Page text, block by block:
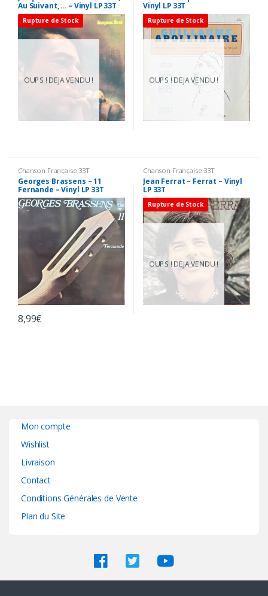
Au Suivant, … – Vinyl LP 33T
Rupture de Stock
OUPS ! DEJA VENDU !
Vinyl LP 33T
Rupture de Stock
OUPS ! DEJA VENDU !
Chanson Française 33T
Georges Brassens – 11
Fernande – Vinyl LP 33T
8,99€
Chanson Française 33T
Jean Ferrat – Ferrat – Vinyl
LP 33T
Rupture de Stock
OUPS ! DEJA VENDU !
Mon compte
Wishlist
Livraison
Contact
Conditions Générales de Vente
Plan du Site